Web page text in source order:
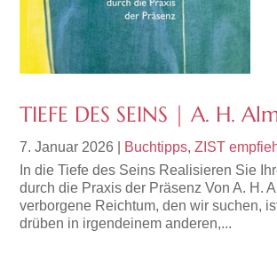
TIEFE DES SEINS | A. H.
7. Januar 2026 Buchtipps,ZIST
In die Tiefe des Seins Realisieren Sie
durch die Praxis der Präsenz Von A. H.
verborgene Reichtum, den wir suchen,
drüben in irgendeinem anderen,...